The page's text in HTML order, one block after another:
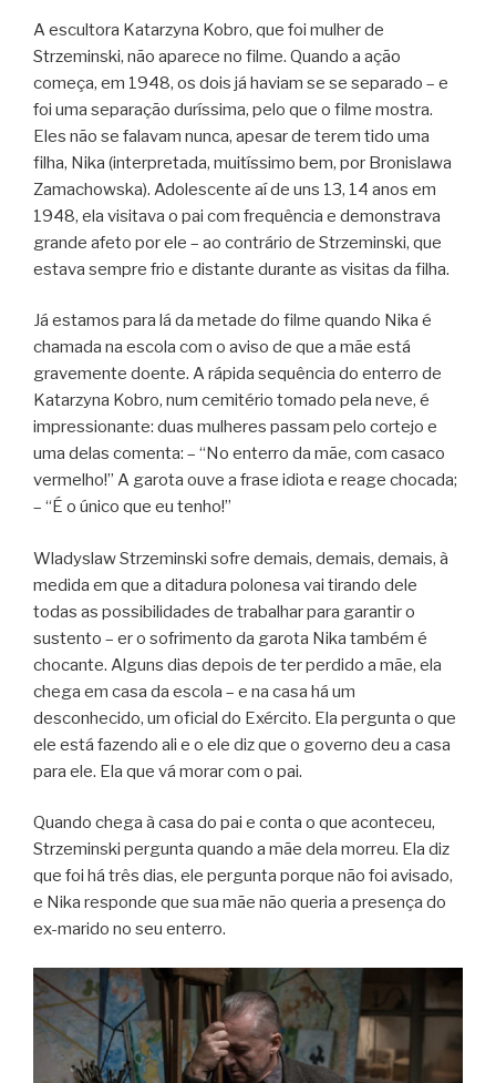
A escultora Katarzyna Kobro, que foi mulher de
Strzeminski, não aparece no filme. Quando a ação
começa, em 1948, os dois já haviam se se separado – e
foi uma separação duríssima, pelo que o filme mostra.
Eles não se falavam nunca, apesar de terem tido uma
filha, Nika (interpretada, muitíssimo bem, por Bronislawa
Zamachowska). Adolescente aí de uns 13, 14 anos em
1948, ela visitava o pai com frequência e demonstrava
grande afeto por ele – ao contrário de Strzeminski, que
estava sempre frio e distante durante as visitas da filha.
Já estamos para lá da metade do filme quando Nika é
chamada na escola com o aviso de que a mãe está
gravemente doente. A rápida sequência do enterro de
Katarzyna Kobro, num cemitério tomado pela neve, é
impressionante: duas mulheres passam pelo cortejo e
uma delas comenta: – “No enterro da mãe, com casaco
vermelho!” A garota ouve a frase idiota e reage chocada;
– “É o único que eu tenho!”
Wladyslaw Strzeminski sofre demais, demais, demais, à
medida em que a ditadura polonesa vai tirando dele
todas as possibilidades de trabalhar para garantir o
sustento – er o sofrimento da garota Nika também é
chocante. Alguns dias depois de ter perdido a mãe, ela
chega em casa da escola – e na casa há um
desconhecido, um oficial do Exército. Ela pergunta o que
ele está fazendo ali e o ele diz que o governo deu a casa
para ele. Ela que vá morar com o pai.
Quando chega à casa do pai e conta o que aconteceu,
Strzeminski pergunta quando a mãe dela morreu. Ela diz
que foi há três dias, ele pergunta porque não foi avisado,
e Nika responde que sua mãe não queria a presença do
ex-marido no seu enterro.